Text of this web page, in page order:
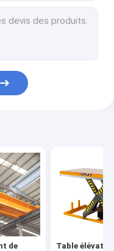
de
Table